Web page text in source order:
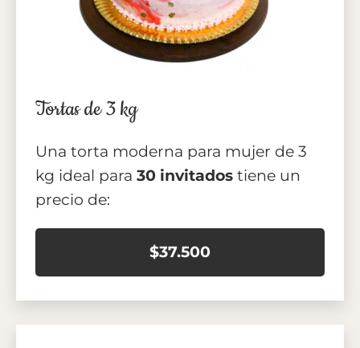
Tortas de 3 kg
Una torta moderna para mujer de 3
kg ideal para 30 invitados tiene un
precio de:
$37.500